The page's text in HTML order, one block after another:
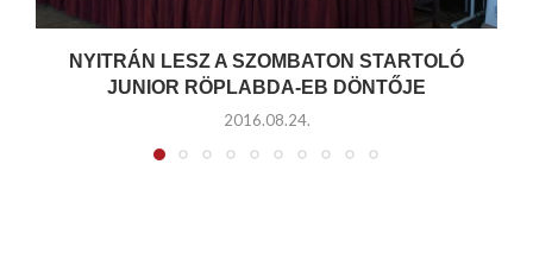
NYITRÁN LESZ A SZOMBATON STARTOLÓ
JUNIOR RÖPLABDA-EB DÖNTŐJE
2016.08.24.